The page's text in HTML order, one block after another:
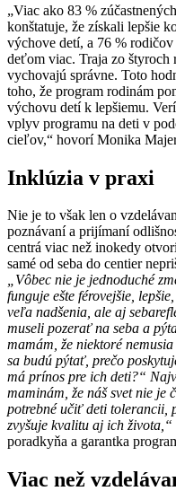
„Viac ako 83 %
konštatuje, že získali lepšie
výchove detí, a 76 %
deťom viac. Traja zo štyroch
vychovajú správne. Toto
toho, že program rodinám
výchovu detí k lepšiemu.
vplyv programu na deti v
cieľov,“ hovorí Monika
Inklúzia v praxi
Nie je to však len o
poznávaní a prijímaní
centrá viac než inokedy
samé od seba do centier
„Vôbec nie je jednoduché
funguje ešte férovejšie,
veľa nadšenia, ale aj
museli pozerať na seba a
mamám, že niektoré
sa budú pýtať, prečo
má prínos pre ich deti?“
maminám, že náš svet nie je
potrebné učiť deti tolerancii,
zvyšuje kvalitu aj ich života,“
poradkyňa a garantka
Viac než